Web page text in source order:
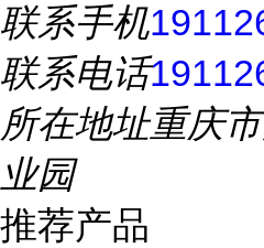
联系手机
联系电话
所在地址重庆
业园
推荐产品